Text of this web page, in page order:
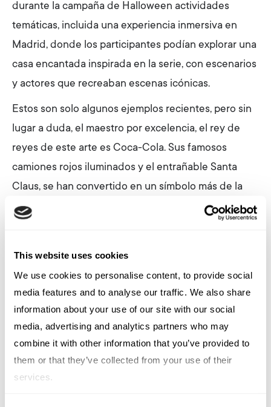
This website uses cookies
We use cookies to personalise content, to provide social
media features and to analyse our traffic. We also share
information about your use of our site with our social
media, advertising and analytics partners who may
combine it with other information that you’ve provided to
them or that they’ve collected from your use of their
services.
durante la campaña de Halloween actividades
temáticas, incluida una experiencia inmersiva en
Madrid, donde los participantes podían explorar una
casa encantada inspirada en la serie, con escenarios
y actores que recreaban escenas icónicas.
Estos son solo algunos ejemplos recientes, pero sin
lugar a duda, el maestro por excelencia, el rey de
reyes de este arte es Coca-Cola. Sus famosos
camiones rojos iluminados y el entrañable Santa
Claus, se han convertido en un símbolo más de la
Navidad en muchos países, incluido el nuestro.
arte del dayketing, una técnica que requiere de
varios ingredientes:
Lo primero de todo, los tiempos
Planifica tus campañas con suficiente antelación
para que todo esté listo llegado el día D. Si no, de
nada habrá servido el esfuerzo. Pero recuerda,
anticiparse no está reñido con ser flexible para